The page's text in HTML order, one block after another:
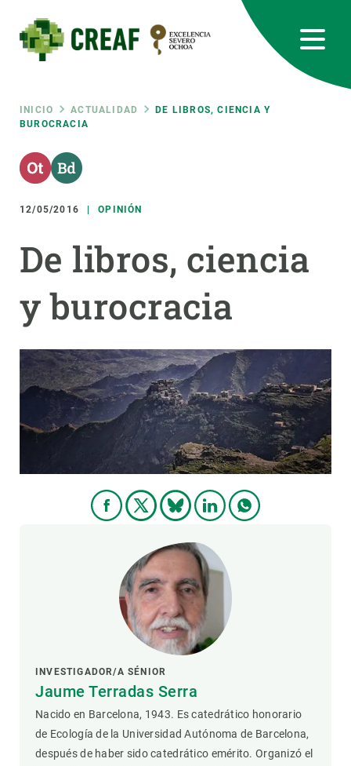
contenido
principal
Ruta
de
navegación
INICIO ACTUALIDAD
DE LIBROS, CIENCIA Y
BUROCRACIA
12/05/2016 OPINIÓN
De libros, ciencia
y burocracia
INVESTIGADOR/A SÉNIOR
Jaume Terradas Serra
Nacido en Barcelona, ​​1943. Es catedrático honorario
de Ecología de la Universidad Autónoma de Barcelona, ​​
después de haber sido catedrático emérito. Organizó el
RRSS
Featured
responsive
INTRANET
Responsive
menu
INVESTIGACIÓN
CIENCIA EN ACCIÓN
ÚNETE A NOSOTROS
PARTICIPA
NOTICIAS Y AGENDA